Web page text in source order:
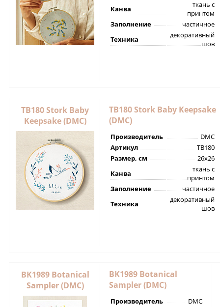
Канва
ткань с
принтом
Заполнение
частичное
Техника
декоративный
шов
TB180 Stork Baby
Keepsake (DMC)
TB180 Stork Baby Keepsake
(DMC)
Производитель
DMC
Артикул
TB180
Размер, см
26х26
Канва
ткань с
принтом
Заполнение
частичное
Техника
декоративный
шов
BK1989 Botanical
Sampler (DMC)
BK1989 Botanical
Sampler (DMC)
Производитель
DMC